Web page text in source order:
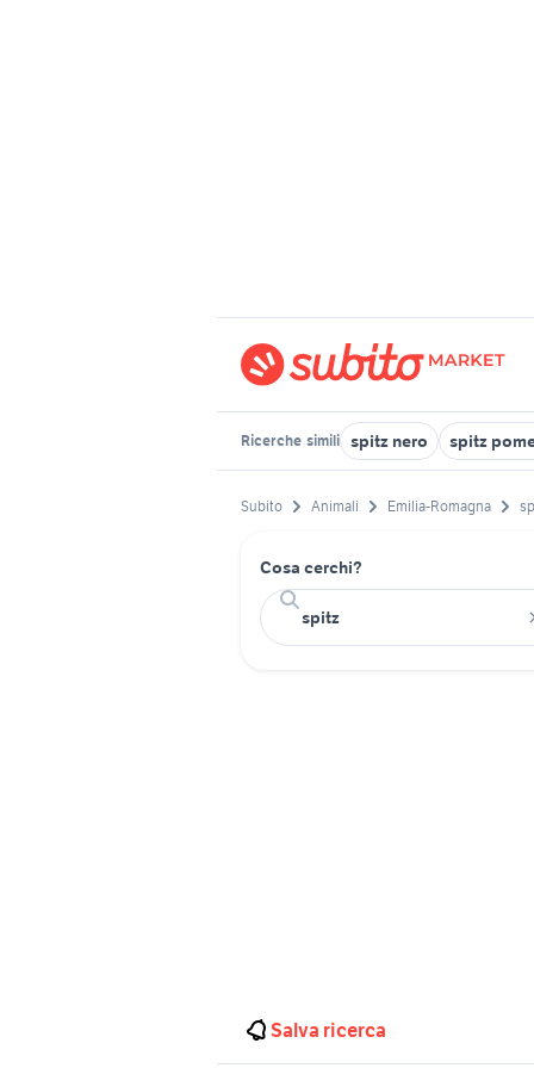
Ricerche simili spitz nero spitz
Subito Animali Emilia-Romagna
Cosa cerchi?
Salva ricerca